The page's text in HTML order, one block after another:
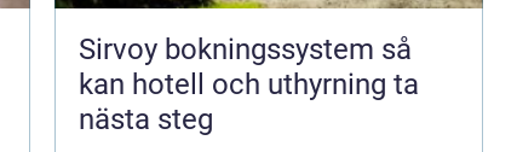
Sirvoy bokningssystem så
kan hotell och uthyrning ta
nästa steg